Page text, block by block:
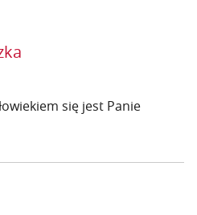
się jest Panie